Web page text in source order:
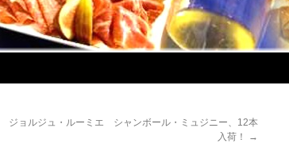
ジョルジュ・ルーミエ シャンボール・ミュジニー、12本
入荷！
→